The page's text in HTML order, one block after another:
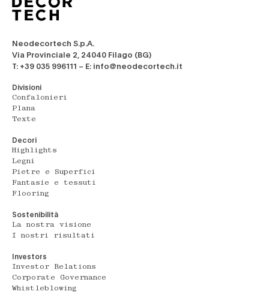
Neodecortech S.p.A.
Via Provinciale 2, 24040 Filago (BG)
T: +39 035 996111 – E: info@neodecortech.it
Divisioni
Confalonieri
Plana
Texte
Decori
Highlights
Legni
Pietre e Superfici
Fantasie e tessuti
Flooring
Sostenibilità
La nostra visione
I nostri risultati
Investors
Investor Relations
Corporate Governance
Whistleblowing